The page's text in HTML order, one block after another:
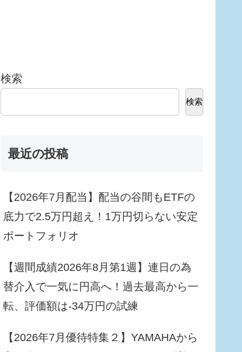
検索
検索
最近の投稿
【2026年7月配当】配当の谷間もETFの
底力で2.5万円超え！1万円切らない安定
ポートフォリオ
【週間成績2026年8月第1週】連日の為
替介入で一気に円高へ！過去最高から一
転、評価額は-34万円の試練
【2026年7月優待特集２】YAMAHAから